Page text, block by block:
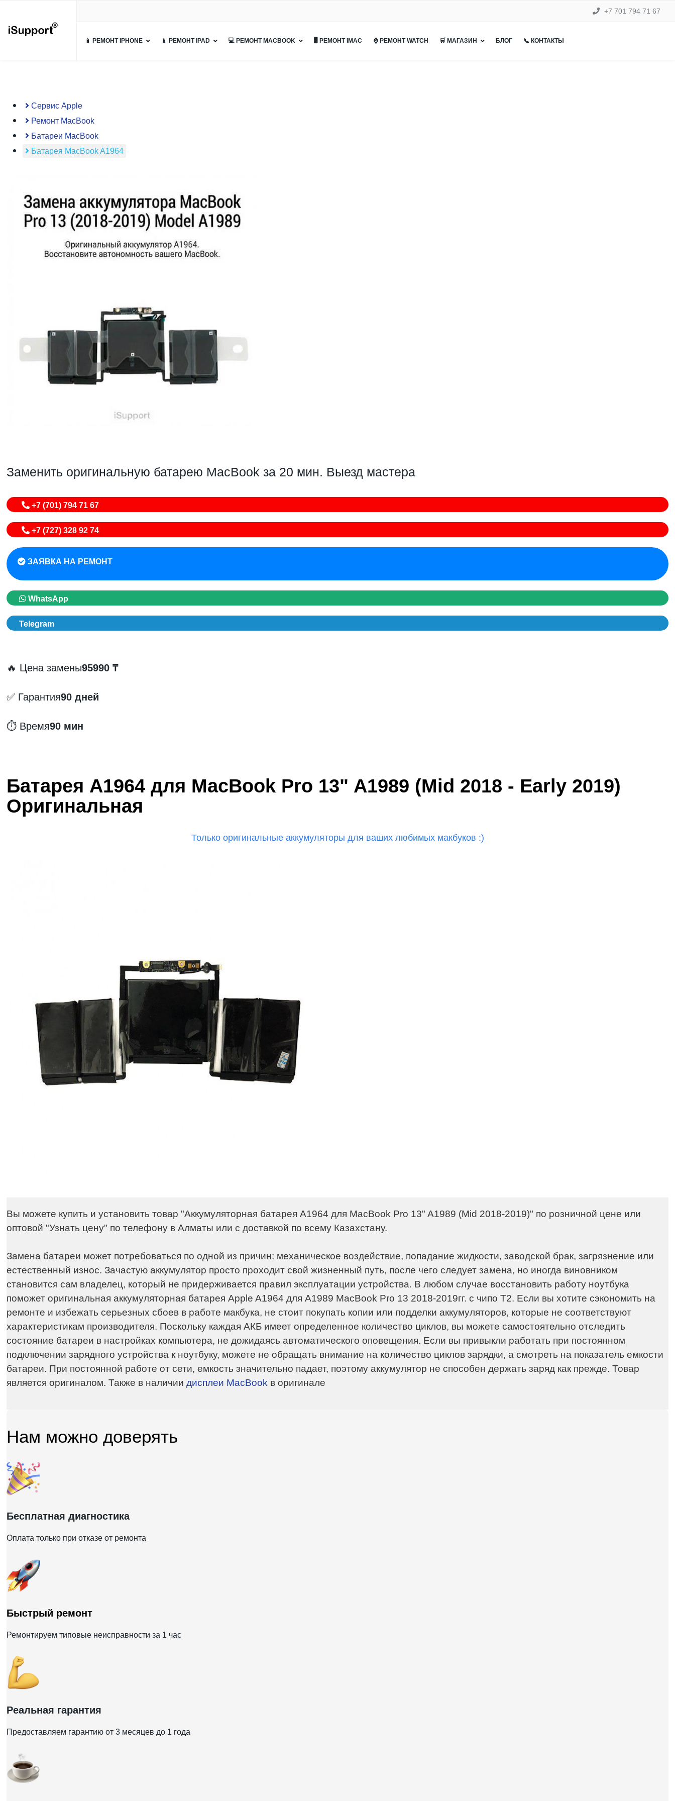
+7 701 794 71 67
📱 РЕМОНТ IPHONE 📱 РЕМОНТ IPAD 💻 РЕМОНТ MACBOOK 🖥 РЕМОНТ IMAC ⌚ РЕМОНТ WATCH 🛒 МАГАЗИН БЛОГ 📞 КОНТАКТЫ
Сервис Apple
Ремонт MacBook
Батареи MacBook
Батарея MacBook A1964
Заменить оригинальную батарею MacBook за 20 мин. Выезд мастера
+7 (701) 794 71 67
+7 (727) 328 92 74
ЗАЯВКА НА РЕМОНТ
WhatsApp
Telegram
🔥 Цена замены95990 ₸
✅ Гарантия90 дней
⏱️ Время90 мин
Батарея A1964 для MacBook Pro 13" A1989 (Mid 2018 - Early 2019)
Оригинальная
Только оригинальные аккумуляторы для ваших любимых макбуков :)
Вы можете купить и установить товар "Аккумуляторная батарея A1964 для MacBook Pro 13" A1989 (Mid 2018-2019)" по розничной цене или
оптовой "Узнать цену" по телефону в Алматы или с доставкой по всему Казахстану.
Замена батареи может потребоваться по одной из причин: механическое воздействие, попадание жидкости, заводской брак, загрязнение или
естественный износ. Зачастую аккумулятор просто проходит свой жизненный путь, после чего следует замена, но иногда виновником
становится сам владелец, который не придерживается правил эксплуатации устройства. В любом случае восстановить работу ноутбука
поможет оригинальная аккумуляторная батарея Apple A1964 для A1989 MacBook Pro 13 2018-2019гг. с чипо T2. Если вы хотите сэкономить на
ремонте и избежать серьезных сбоев в работе макбука, не стоит покупать копии или подделки аккумуляторов, которые не соответствуют
характеристикам производителя. Поскольку каждая АКБ имеет определенное количество циклов, вы можете самостоятельно отследить
состояние батареи в настройках компьютера, не дожидаясь автоматического оповещения. Если вы привыкли работать при постоянном
подключении зарядного устройства к ноутбуку, можете не обращать внимание на количество циклов зарядки, а смотреть на показатель емкости
батареи. При постоянной работе от сети, емкость значительно падает, поэтому аккумулятор не способен держать заряд как прежде. Товар
является оригиналом. Также в наличии дисплеи MacBook в оригинале
Нам можно доверять
Бесплатная диагностика
Оплата только при отказе от ремонта
Быстрый ремонт
Ремонтируем типовые неисправности за 1 час
Реальная гарантия
Предоставляем гарантию от 3 месяцев до 1 года